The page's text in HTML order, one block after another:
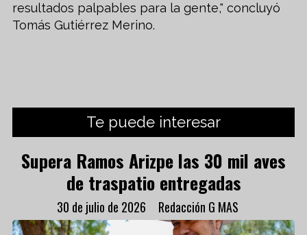
resultados palpables para la gente," concluyó
Tomás Gutiérrez Merino.
Te puede interesar
Supera Ramos Arizpe las 30 mil aves
de traspatio entregadas
Redacción G MAS
30 de julio de 2026